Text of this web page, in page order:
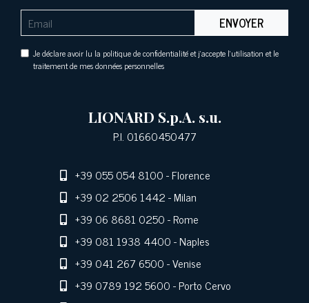
ENVOYER
Je déclare avoir lu la politique de confidentialité et j'accepte l'utilisation et le
traitement de mes données personnelles
LIONARD S.p.A. s.u.
P.I. 01660450477
+39 055 054 8100- Florence
+39 02 2506 1442- Milan
+39 06 8681 0250- Rome
+39 081 1938 4400- Naples
+39 041 267 6500- Venise
+39 0789 192 5600- Porto Cervo